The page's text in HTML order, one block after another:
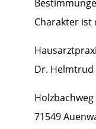
Charakter ist
Dr. Helmtrud
Holzbachweg
71549